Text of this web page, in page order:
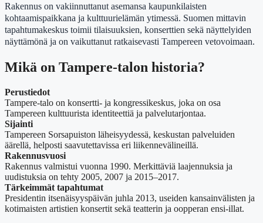
Rakennus on vakiinnuttanut asemansa kaupunkilaisten
kohtaamispaikkana ja kulttuurielämän ytimessä. Suomen mittavin
tapahtumakeskus toimii tilaisuuksien, konserttien sekä näyttelyiden
näyttämönä ja on vaikuttanut ratkaisevasti Tampereen vetovoimaan.
Mikä on Tampere-talon historia?
Perustiedot
Tampere-talo on konsertti- ja kongressikeskus, joka on osa
Tampereen kulttuurista identiteettiä ja palvelutarjontaa.
Sijainti
Tampereen Sorsapuiston läheisyydessä, keskustan palveluiden
äärellä, helposti saavutettavissa eri liikennevälineillä.
Rakennusvuosi
Rakennus valmistui vuonna 1990. Merkittäviä laajennuksia ja
uudistuksia on tehty 2005, 2007 ja 2015–2017.
Tärkeimmät tapahtumat
Presidentin itsenäisyyspäivän juhla 2013, useiden kansainvälisten ja
kotimaisten artistien konsertit sekä teatterin ja oopperan ensi-illat.